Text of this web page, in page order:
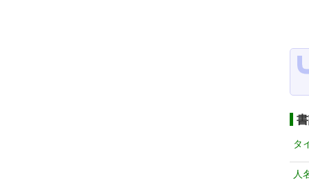
タ
人